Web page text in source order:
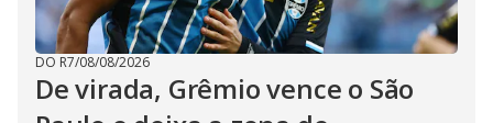
DO R7/08/08/2026
De virada, Grêmio vence o São